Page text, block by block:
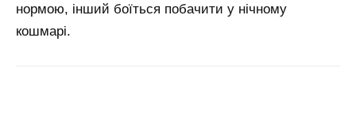
нормою, інший боїться побачити у нічному
кошмарі.